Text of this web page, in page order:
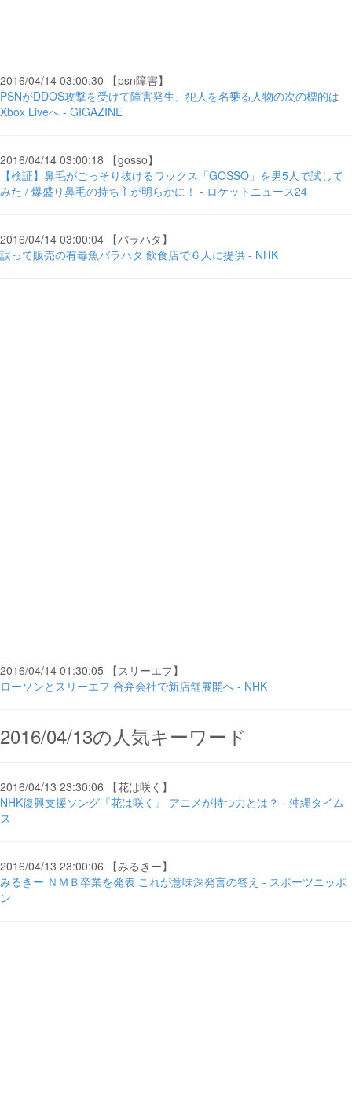
2016/04/14 03:00:30 【psn障害】
PSNがDDOS攻撃を受けて障害発生、犯人を名乗る人物の次の標的は
Xbox Liveへ - GIGAZINE
2016/04/14 03:00:18 【gosso】
【検証】鼻毛がごっそり抜けるワックス「GOSSO」を男5人で試して
みた / 爆盛り鼻毛の持ち主が明らかに！ - ロケットニュース24
2016/04/14 03:00:04 【バラハタ】
誤って販売の有毒魚バラハタ 飲食店で６人に提供 - NHK
2016/04/14 01:30:05 【スリーエフ】
ローソンとスリーエフ 合弁会社で新店舗展開へ - NHK
2016/04/13の人気キーワード
2016/04/13 23:30:06 【花は咲く】
NHK復興支援ソング『花は咲く』 アニメが持つ力とは？ - 沖縄タイム
ス
2016/04/13 23:00:06 【みるきー】
みるきー ＮＭＢ卒業を発表 これが意味深発言の答え - スポーツニッポ
ン